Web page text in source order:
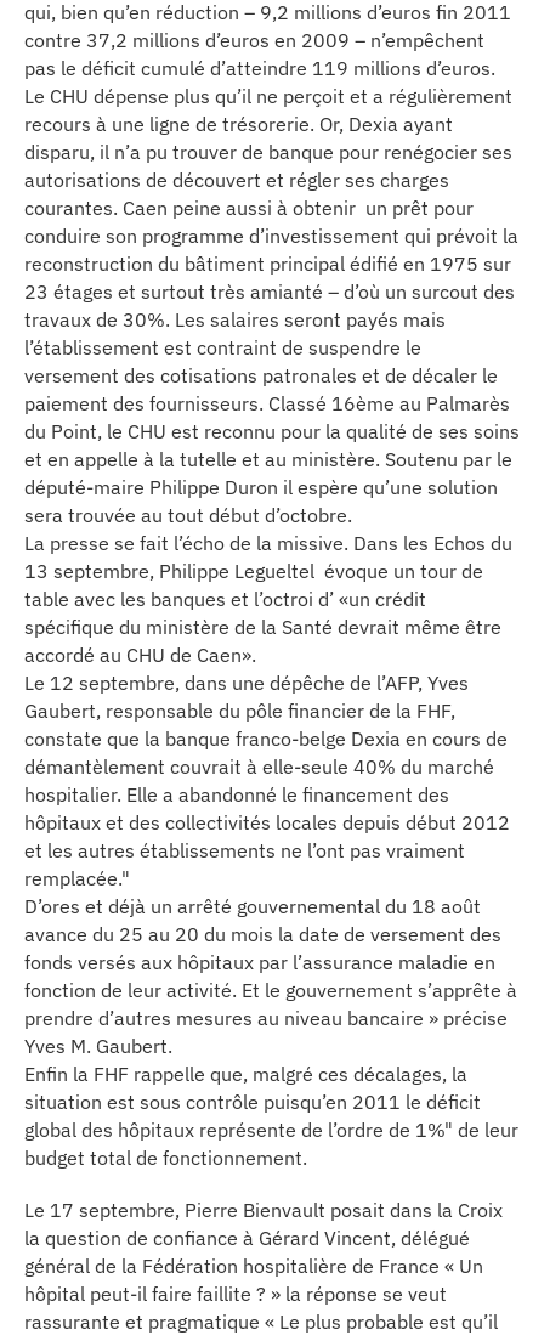
qui, bien qu’en réduction – 9,2 millions d’euros fin 2011
contre 37,2 millions d’euros en 2009 – n’empêchent
pas le déficit cumulé d’atteindre 119 millions d’euros.
Le CHU dépense plus qu’il ne perçoit et a régulièrement
recours à une ligne de trésorerie. Or, Dexia ayant
disparu, il n’a pu trouver de banque pour renégocier ses
autorisations de découvert et régler ses charges
courantes. Caen peine aussi à obtenir un prêt pour
conduire son programme d’investissement qui prévoit la
reconstruction du bâtiment principal édifié en 1975 sur
23 étages et surtout très amianté – d’où un surcout des
travaux de 30%. Les salaires seront payés mais
l’établissement est contraint de suspendre le
versement des cotisations patronales et de décaler le
paiement des fournisseurs. Classé 16ème au Palmarès
du Point, le CHU est reconnu pour la qualité de ses soins
et en appelle à la tutelle et au ministère. Soutenu par le
député-maire Philippe Duron il espère qu’une solution
sera trouvée au tout début d’octobre.
La presse se fait l’écho de la missive. Dans les Echos du
13 septembre, Philippe Legueltel évoque un tour de
table avec les banques et l’octroi d’ «un crédit
spécifique du ministère de la Santé devrait même être
accordé au CHU de Caen».
Le 12 septembre, dans une dépêche de l’AFP, Yves
Gaubert, responsable du pôle financier de la FHF,
constate que la banque franco-belge Dexia en cours de
démantèlement couvrait à elle-seule 40% du marché
hospitalier. Elle a abandonné le financement des
hôpitaux et des collectivités locales depuis début 2012
et les autres établissements ne l’ont pas vraiment
remplacée."
D’ores et déjà un arrêté gouvernemental du 18 août
avance du 25 au 20 du mois la date de versement des
fonds versés aux hôpitaux par l’assurance maladie en
fonction de leur activité. Et le gouvernement s’apprête à
prendre d’autres mesures au niveau bancaire » précise
Yves M. Gaubert.
Enfin la FHF rappelle que, malgré ces décalages, la
situation est sous contrôle puisqu’en 2011 le déficit
global des hôpitaux représente de l’ordre de 1%" de leur
budget total de fonctionnement.
Le 17 septembre, Pierre Bienvault posait dans la Croix
la question de confiance à Gérard Vincent, délégué
général de la Fédération hospitalière de France « Un
hôpital peut-il faire faillite ? » la réponse se veut
rassurante et pragmatique « Le plus probable est qu’il